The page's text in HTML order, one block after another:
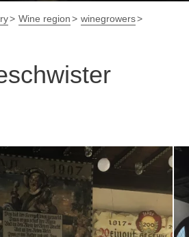
Wine region
winegrowers